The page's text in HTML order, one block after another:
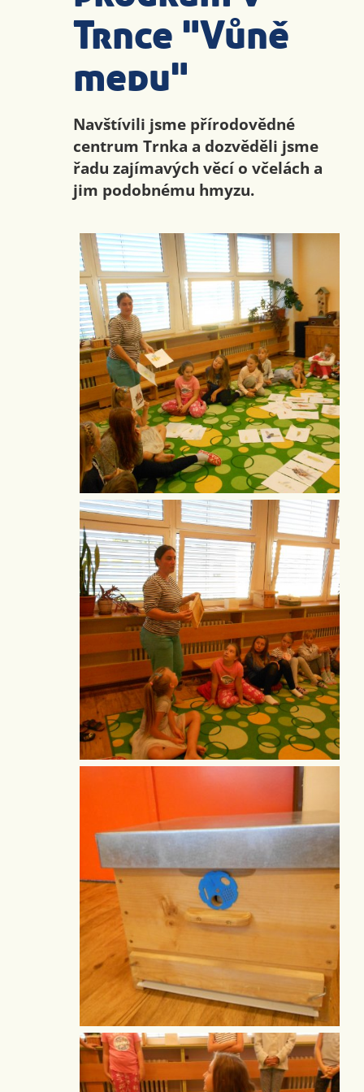
Trnce "Vůně
medu"
Navštívili jsme přírodovědné
centrum Trnka a dozvěděli jsme
řadu zajímavých věcí o včelách a
jim podobnému hmyzu.